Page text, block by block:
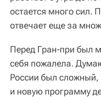
остается много сил.
отвечает еще за
Перед Гран-при был
себя пожалела.
России был сложный,
и новую программу